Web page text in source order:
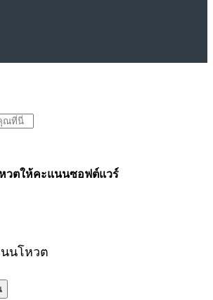
วตให้คะแนนซอฟต์แวร์
นโหวต